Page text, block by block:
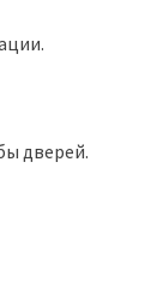
дверей.